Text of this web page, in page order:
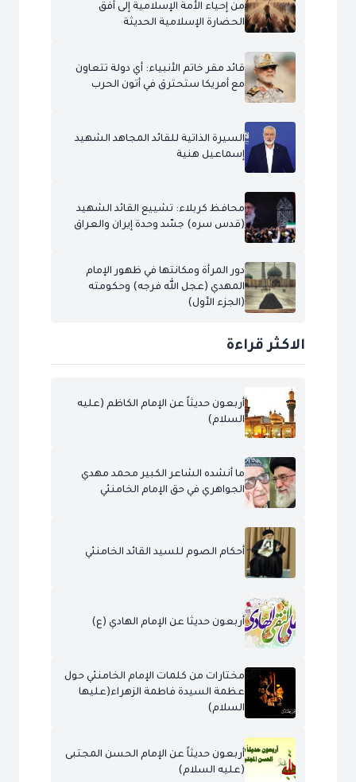
من إحياء الأمة الإسلامية إلى أفق
الحضارة الإسلامية الحديثة
قائد مقر خاتم الأنبياء: أي دولة تتعاون
مع أمريكا ستحترق في أتون الحرب
السيرة الذاتية للقائد المجاهد الشهيد
إسماعيل هنية
محافظ كربلاء: تشييع القائد الشهيد
(قدس سره) جسّد وحدة إيران والعراق
دور المرأة ومكانتها في ظهور الإمام
المهدي (عجل الله فرجه) وحكومته
(الجزء الأول)
الاكثر قراءة
أربعون حديثاً عن الإمام الكاظم (عليه
السلام)
ما أنشده الشاعر الكبير محمد مهدي
الجواهري في حق الإمام الخامنئي
أحكام الصوم للسيد القائد الخامنئي
أربعون حديثا عن الإمام الهادي (ع)
مختارات من كلمات الإمام الخامنئي حول
عظمة السيدة فاطمة الزهراء(عليها
السلام)
أربعون حديثاً عن الإمام الحسن المجتبى
(عليه السلام)